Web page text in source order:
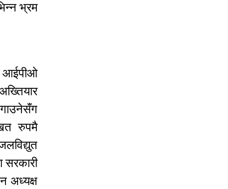
भ्रम
आईपीओ
रुपमै
सरकारी
अध्यक्ष